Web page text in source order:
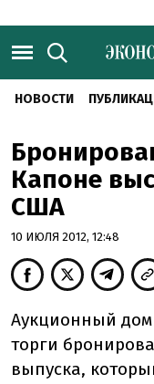
НОВОСТИ
Капоне
США
10 ИЮЛЯ 2012, 12:48
Аукционный дом
торги
выпуска,